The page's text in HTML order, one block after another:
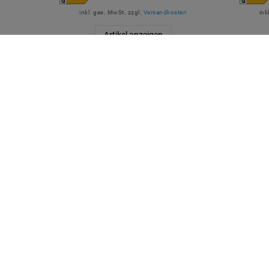
inkl. ges. MwSt. zzgl. Versandkosten
Artikel anzeigen